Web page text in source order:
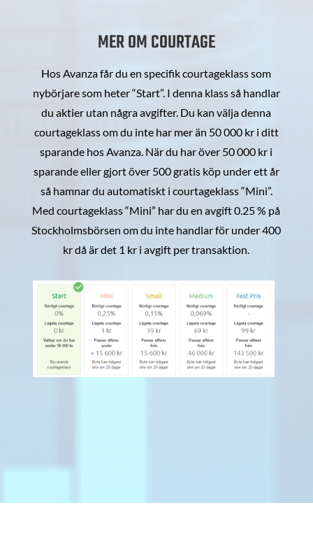
MER OM COURTAGE
Hos Avanza får du en specifik courtageklass som
nybörjare som heter “Start”. I denna klass så handlar
du aktier utan några avgifter. Du kan välja denna
courtageklass om du inte har mer än 50 000 kr i ditt
sparande hos Avanza. När du har över 50 000 kr i
sparande eller gjort över 500 gratis köp under ett år
så hamnar du automatiskt i courtageklass “Mini”.
Med courtageklass “Mini” har du en avgift 0.25 % på
Stockholmsbörsen om du inte handlar för under 400
kr då är det 1 kr i avgift per transaktion.